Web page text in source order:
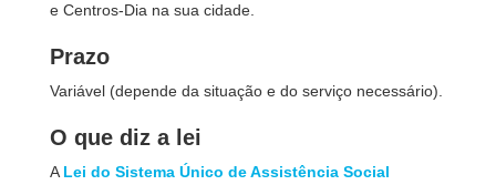
e Centros-Dia na sua cidade.
Prazo
Variável (depende da situação e do serviço necessário).
O que diz a lei
A Lei do Sistema Único de Assistência Social